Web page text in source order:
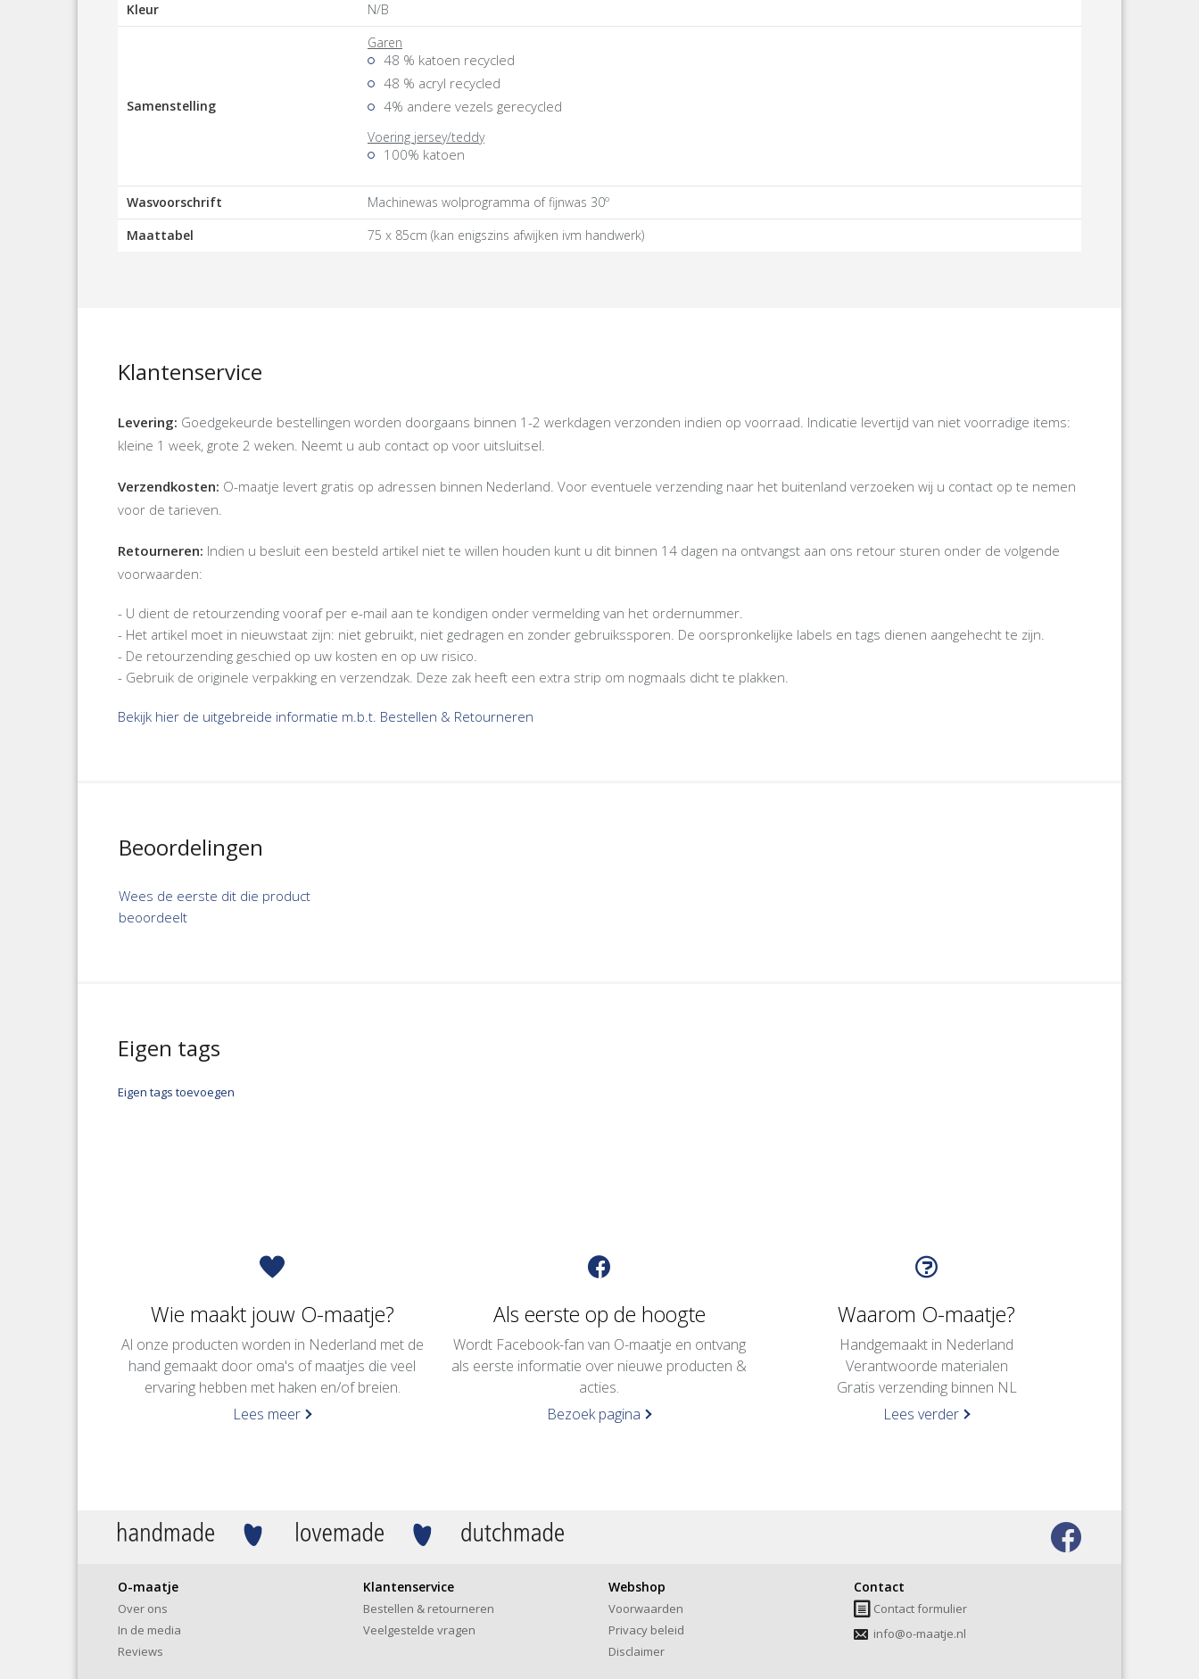
Kleur
N/B
Samenstelling
Garen
48 % katoen recycled
48 % acryl recycled
4% andere vezels gerecycled
Voering jersey/teddy
100% katoen
Wasvoorschrift
Machinewas wolprogramma of fijnwas 30º
Maattabel
75 x 85cm (kan enigszins afwijken ivm handwerk)
Klantenservice
Levering: Goedgekeurde bestellingen worden doorgaans binnen 1-2 werkdagen verzonden indien op voorraad. Indicatie levertijd van niet voorradige items:
kleine 1 week, grote 2 weken. Neemt u aub contact op voor uitsluitsel.
Verzendkosten: O-maatje levert gratis op adressen binnen Nederland. Voor eventuele verzending naar het buitenland verzoeken wij u contact op te nemen
voor de tarieven.
Retourneren: Indien u besluit een besteld artikel niet te willen houden kunt u dit binnen 14 dagen na ontvangst aan ons retour sturen onder de volgende
voorwaarden:
- U dient de retourzending vooraf per e-mail aan te kondigen onder vermelding van het ordernummer.
- Het artikel moet in nieuwstaat zijn: niet gebruikt, niet gedragen en zonder gebruikssporen. De oorspronkelijke labels en tags dienen aangehecht te zijn.
- De retourzending geschied op uw kosten en op uw risico.
- Gebruik de originele verpakking en verzendzak. Deze zak heeft een extra strip om nogmaals dicht te plakken.
Bekijk hier de uitgebreide informatie m.b.t. Bestellen & Retourneren
Beoordelingen
Wees de eerste dit die product
beoordeelt
Eigen tags
Eigen tags toevoegen
Wie maakt jouw O-maatje?
Al onze producten worden in Nederland met de
hand gemaakt door oma's of maatjes die veel
ervaring hebben met haken en/of breien.
Lees meer
Als eerste op de hoogte
Wordt Facebook-fan van O-maatje en ontvang
als eerste informatie over nieuwe producten &
acties.
Bezoek pagina
Waarom O-maatje?
Handgemaakt in Nederland
Verantwoorde materialen
Gratis verzending binnen NL
Lees verder
O-maatje
Over ons
In de media
Reviews
Klantenservice
Bestellen & retourneren
Veelgestelde vragen
Webshop
Voorwaarden
Privacy beleid
Disclaimer
Contact
Contact formulier
info@o-maatje.nl